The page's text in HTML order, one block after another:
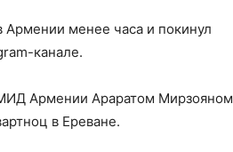
менее часа и покинул
канале.
МИД Армении Араратом Мирзояном
в Ереване.